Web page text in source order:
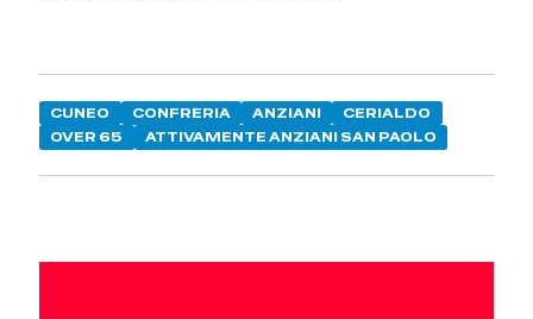
CUNEO CONFRERIA ANZIANI
CERIALDO
OVER 65
ATTIVAMENTE ANZIANI SAN PAOLO